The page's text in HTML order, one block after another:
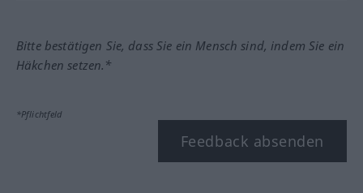
Bitte bestätigen Sie, dass Sie ein Mensch sind, indem Sie ein
Häkchen setzen.*
*Pflichtfeld
Feedback absenden